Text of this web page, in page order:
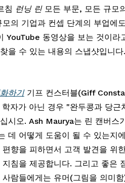
침 런닝 린 모든 부문, 모든 규모
의 기업과 컨셉 단계의 부업에
YouTube 동영상을 보는 것이
을 수 있는 내용의 스냅샷입니다.
하기 기프 컨스터블(Giff
자가 아닌 경우 "완두콩과 당
시오. Ash Maurya는 린 캔버스
데 어떻게 도움이 될 수 있는지
편향을 피하면서 고객 발견을 위
침을 제공합니다. 그리고 좋은
사람들에게는 유머(그림을 의미